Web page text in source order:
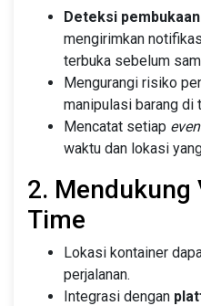
Deteksi
mengirimkan
terbuka sebelum
Mengurangi risiko
manipulasi barang di
Mencatat setiap
waktu dan lokasi
2. Mendukung
Time
Lokasi kontainer
perjalanan.
Integrasi dengan